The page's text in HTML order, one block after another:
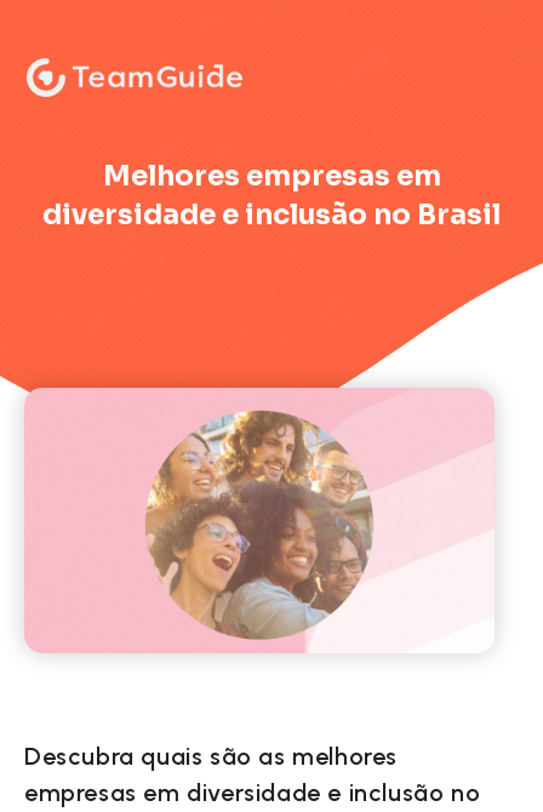
Melhores empresas em
diversidade e inclusão no Brasil
Descubra quais são as melhores
empresas em diversidade e inclusão no